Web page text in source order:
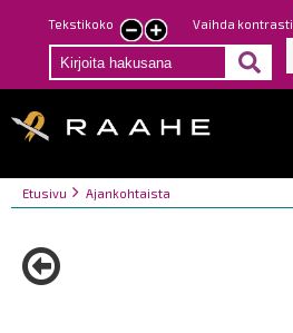
Hyppää
pääsisältöön
Tekstikoko
Pienennä
tekstin
kokoa
Suurenna
tekstin
kokoa
Vaihda kontrasti
Breadcrumbs
You
here:
Etusivu Ajankohtaista